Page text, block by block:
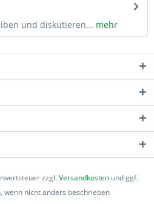
und diskutieren... mehr
zzgl.Versandkosten und ggf.
wenn nicht anders beschrieben